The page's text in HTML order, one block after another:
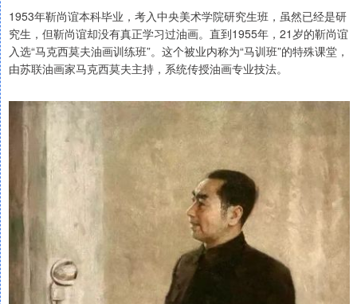
1953年靳尚谊本科毕业，考入中央美术学院研究生班，虽然已经是研
究生，但靳尚谊却没有真正学习过油画。直到1955年，21岁的靳尚谊
入选“马克西莫夫油画训练班”。这个被业内称为“马训班”的特殊课堂，
由苏联油画家马克西莫夫主持，系统传授油画专业技法‌。